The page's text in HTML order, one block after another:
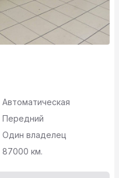
Автоматическая
Передний
Один владелец
87000 км.